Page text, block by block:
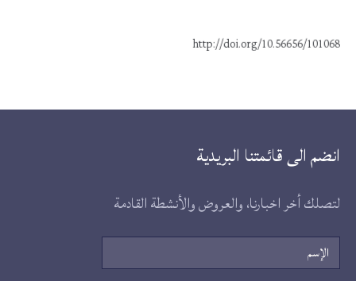
http://doi.org/10.56656/101068
انضم الى قائمتنا البريدية
لتصلك أخر اخبارنا، والعروض والأنشطة القادمة
الإسم